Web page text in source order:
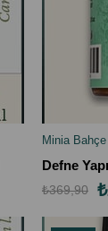
Minia
₺369,90